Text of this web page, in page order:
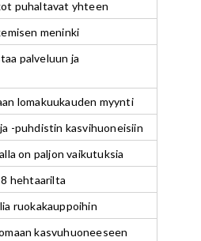
puhaltavat yhteen
meninki
palveluun ja
lomakuukauden myynti
-puhdistin kasvihuoneisiin
on paljon vaikutuksia
hehtaarilta
ruokakauppoihin
kasvuhuoneeseen